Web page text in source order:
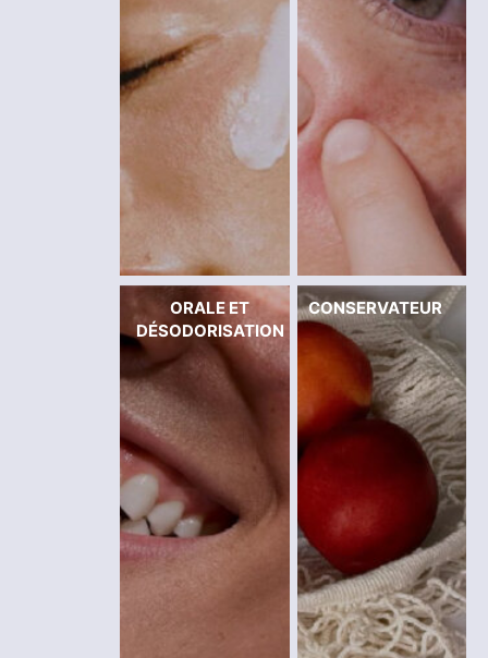
ORALE ET
DÉSODORISATION
CONSERVATEUR